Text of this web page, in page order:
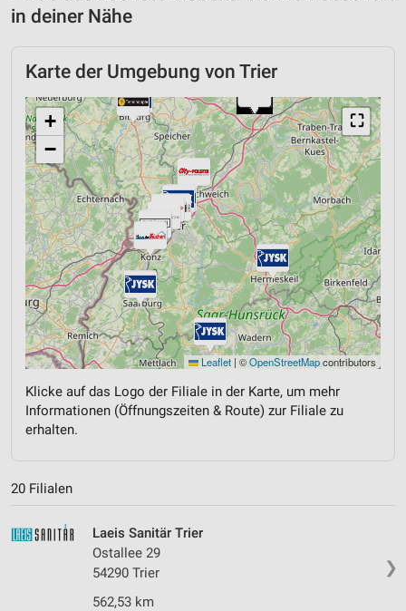
in deiner Nähe
Karte der Umgebung von Trier
⛶
+
−
Leaflet | ©OpenStreetMapcontributors
Klicke auf das Logo der Filiale in der Karte, um mehr
Informationen (Öffnungszeiten & Route) zur Filiale zu
erhalten.
20 Filialen
❯
Laeis Sanitär Trier
Ostallee 29
54290 Trier
562,53 km